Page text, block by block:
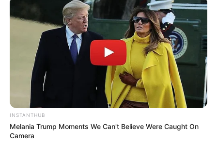
INSTANTHUB
Melania Trump Moments We Can't Believe Were Caught On
Camera